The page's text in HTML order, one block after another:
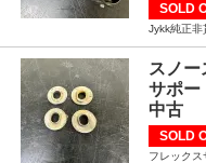
SOLD
Jykk純正非
スノー
サポー
中古
SOLD
フレック